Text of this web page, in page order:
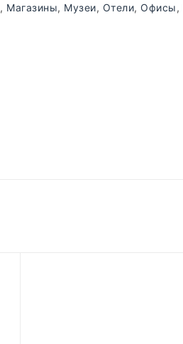
, Магазины, Музеи, Отели, Офисы,